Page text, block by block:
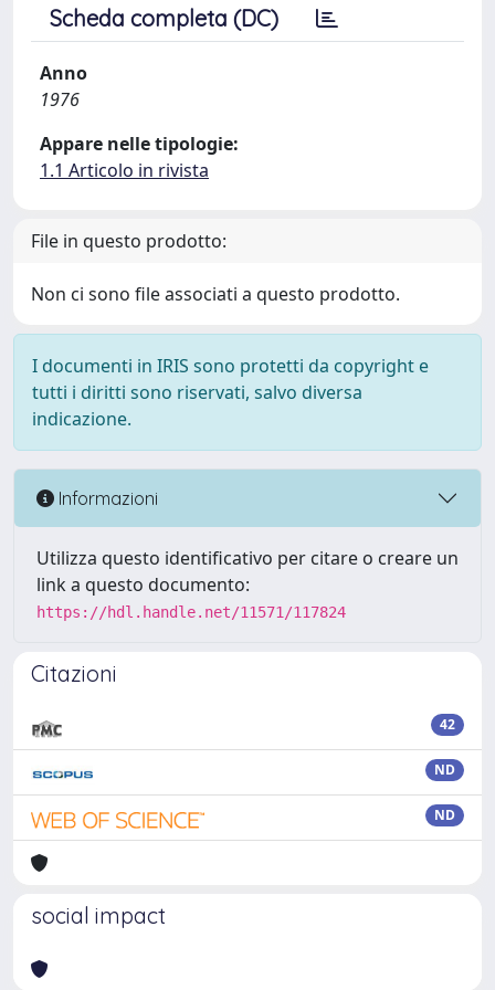
Scheda completa (DC)
Anno
1976
Appare nelle tipologie:
1.1 Articolo in rivista
File in questo prodotto:
Non ci sono file associati a questo prodotto.
I documenti in IRIS sono protetti da copyright e
tutti i diritti sono riservati, salvo diversa
indicazione.
Informazioni
Utilizza questo identificativo per citare o creare un
link a questo documento:
https://hdl.handle.net/11571/117824
Citazioni
42
ND
ND
social impact